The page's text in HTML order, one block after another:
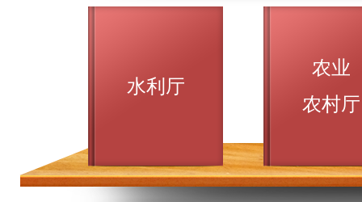
水利厅
农业
农村厅